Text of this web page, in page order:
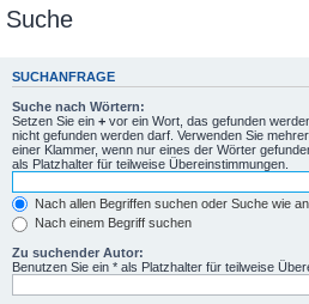
Suche
SUCHANFRAGE
Suche nach Wörtern:
Setzen Sie ein + vor ein Wort, das gefunden
nicht gefunden werden darf. Verwenden Sie
einer Klammer, wenn nur eines der Wörter
als Platzhalter für teilweise Übereinstimmungen.
Nach allen Begriffen suchen oder Suche wie
Nach einem Begriff suchen
Zu suchender Autor:
Benutzen Sie ein * als Platzhalter für teilweise